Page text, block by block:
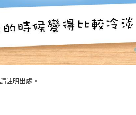
註明出處。